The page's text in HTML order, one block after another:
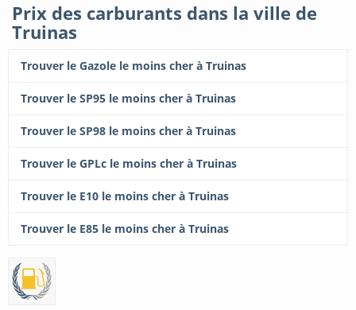
Prix des carburants dans la ville de
Truinas
Trouver le Gazole le moins cher à Truinas
Trouver le SP95 le moins cher à Truinas
Trouver le SP98 le moins cher à Truinas
Trouver le GPLc le moins cher à Truinas
Trouver le E10 le moins cher à Truinas
Trouver le E85 le moins cher à Truinas